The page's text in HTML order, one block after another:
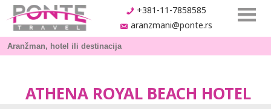
+381-11-7858585
aranzmani@ponte.rs
ATHENA ROYAL BEACH HOTEL